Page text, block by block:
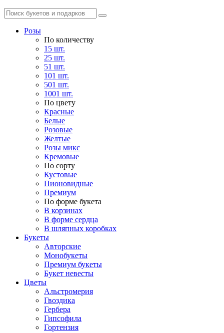
Розы
По количеству
15 шт.
25 шт.
51 шт.
101 шт.
501 шт.
1001 шт.
По цвету
Красные
Белые
Розовые
Желтые
Розы микс
Кремовые
По сорту
Кустовые
Пионовидные
Премиум
По форме букета
В корзинах
В форме сердца
В шляпных коробках
Букеты
Авторские
Монобукеты
Премиум букеты
Букет невесты
Цветы
Альстромерия
Гвоздика
Гербера
Гипсофила
Гортензия